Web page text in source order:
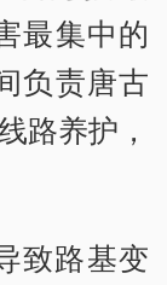
最集中的
负责唐古
路养护，
致路基变